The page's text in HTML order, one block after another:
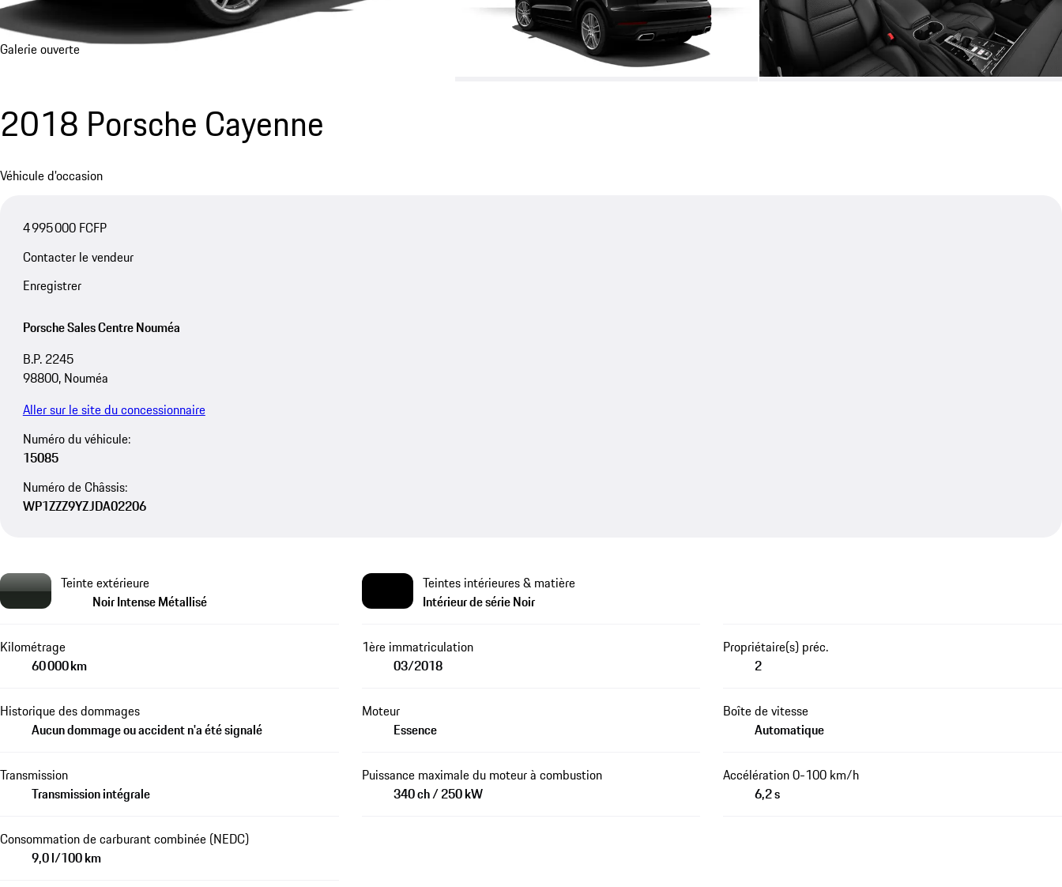
Galerie ouverte
2018 Porsche Cayenne
Véhicule d'occasion
4 995 000 FCFP
Contacter le vendeur
Enregistrer
Porsche Sales Centre Nouméa
B.P. 2245
98800, Nouméa
Aller sur le site du concessionnaire
Numéro du véhicule:
15085
Numéro de Châssis:
WP1ZZZ9YZJDA02206
Teinte extérieure
Noir Intense Métallisé
Teintes intérieures & matière
Intérieur de série Noir
Kilométrage
60 000 km
1ère immatriculation
03/2018
Propriétaire(s) préc.
2
Historique des dommages
Aucun dommage ou accident n'a été signalé
Moteur
Essence
Boîte de vitesse
Automatique
Transmission
Transmission intégrale
Puissance maximale du moteur à combustion
340 ch / 250 kW
Accélération 0-100 km/h
6,2 s
Consommation de carburant combinée (NEDC)
9,0 l/100 km